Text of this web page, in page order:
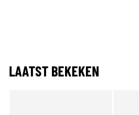
LAATST BEKEKEN